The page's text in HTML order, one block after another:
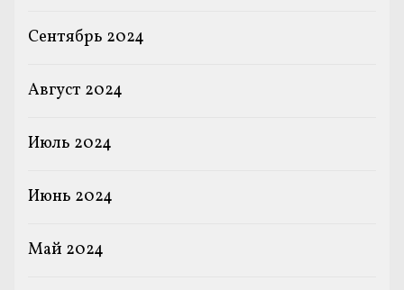
Сентябрь 2024
Август 2024
Июль 2024
Июнь 2024
Май 2024